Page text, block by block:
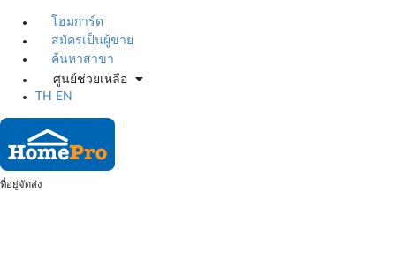
โฮมการ์ด
สมัครเป็นผู้ขาย
ค้นหาสาขา
ศูนย์ช่วยเหลือ
TH
EN
ที่อยู่จัดส่ง